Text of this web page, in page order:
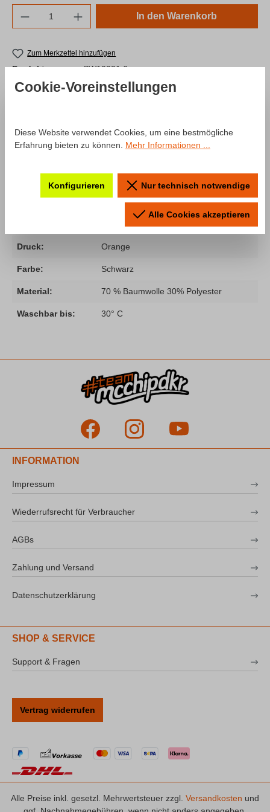
Produkt Anzahl: Gib den gewünschten
In den Warenkorb
Zum Merkzettel hinzufügen
Produktnummer:SW10021.6
#letsgoracing"
Genau der richtige Hoodie für alle Motorsport-Fans. Auf der
Brust befindet sich das Abzeichen #letsgoracing.
Druck: Orange
Farbe: Schwarz
Material: 70 % Baumwolle 30% Polyester
Waschbar bis: 30° C
INFORMATION
Impressum
Wiederrufsrecht für Verbraucher
AGBs
Zahlung und Versand
Datenschutzerklärung
SHOP & SERVICE
Support & Fragen
Vertrag widerrufen
Alle Preise inkl. gesetzl. Mehrwertsteuer zzgl. Versandkosten und
Cookie-Voreinstellungen
Diese Website verwendet Cookies, um eine bestmögliche
Erfahrung bieten zu können. Mehr Informationen ...
Konfigurieren Nur technisch notwendige
Alle Cookies akzeptieren